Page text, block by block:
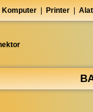
Komputer Printer